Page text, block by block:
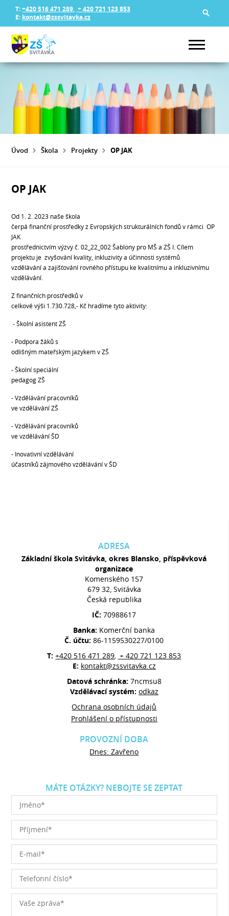
T:+420 516 471 289, + 420 721 123 853
E: kontakt@zssvitavka.cz
Úvod Škola Projekty OP JAK
OP JAK
Od 1. 2. 2023 naše škola
čerpá finanční prostředky z Evropských strukturálních fondů v rámci OP
JAK
prostřednictvím výzvy č. 02_22_002 Šablony pro MŠ a ZŠ I. Cílem
projektu je zvyšování kvality, inkluzivity a účinnosti systémů
vzdělávání a zajišťování rovného přístupu ke kvalitnímu a inkluzivnímu
vzdělávání.
Z finančních prostředků v
celkové výši 1.730.728,- Kč hradíme tyto aktivity:
- Školní asistent ZŠ
- Podpora žáků s
odlišným mateřským jazykem v ZŠ
- Školní speciální
pedagog ZŠ
- Vzdělávání pracovníků
ve vzdělávání ZŠ
- Vzdělávání pracovníků
ve vzdělávání ŠD
- Inovativní vzdělávání
účastníků zájmového vzdělávání v ŠD
ADRESA
Základní škola Svitávka, okres Blansko, příspěvková
organizace
Komenského 157
679 32, Svitávka
Česká republika
IČ:70988617
Banka: Komerční banka
Č. účtu:86-1159530227/0100
T:+420 516 471 289, + 420 721 123 853
E: kontakt@zssvitavka.cz
Datová schránka: 7ncmsu8
Vzdělávací systém: odkaz
Ochrana osobních údajů
Prohlášení o přístupnosti
PROVOZNÍ DOBA
Dnes: Zavřeno
MÁTE OTÁZKY? NEBOJTE SE ZEPTAT